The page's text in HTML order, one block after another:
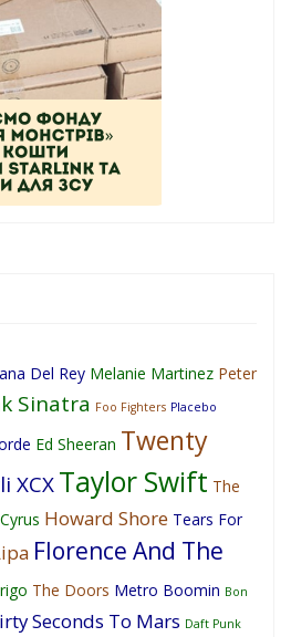
Del Rey Melanie Martinez Peter
Sinatra Foo Fighters Placebo
Ed Sheeran Twenty
XCXTaylor Swift The
Howard Shore Tears For
Florence And The
The Doors Metro Boomin Bon
Seconds To Mars Daft Punk